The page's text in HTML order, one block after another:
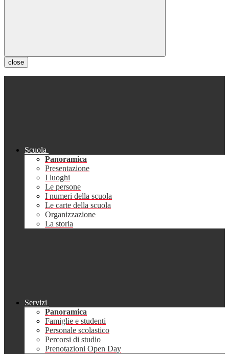
close
Scuola
Panoramica
Presentazione
I luoghi
Le persone
I numeri della scuola
Le carte della scuola
Organizzazione
La storia
Servizi
Panoramica
Famiglie e studenti
Personale scolastico
Percorsi di studio
Prenotazioni Open Day